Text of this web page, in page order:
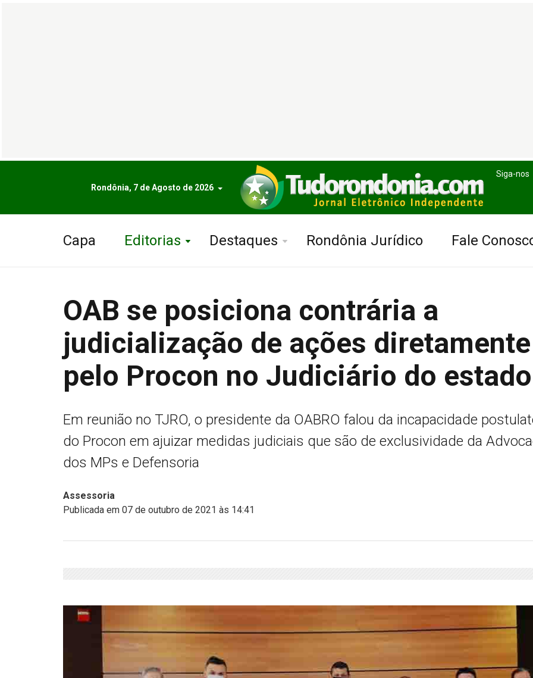
Rondônia, 7 de Agosto de 2026
Siga-nos
Capa Editorias Destaques Rondônia Jurídico Fale
OAB se posiciona contrária a
judicialização de ações diretamente
pelo Procon no Judiciário do estado
Em reunião no TJRO, o presidente da OABRO falou da incapacidade
do Procon em ajuizar medidas judiciais que são de exclusividade da
dos MPs e Defensoria
Assessoria
Publicada em 07 de outubro de 2021 às 14:41